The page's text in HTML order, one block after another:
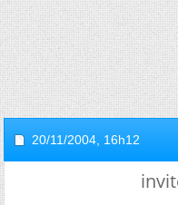
20/11/2004, 16h12